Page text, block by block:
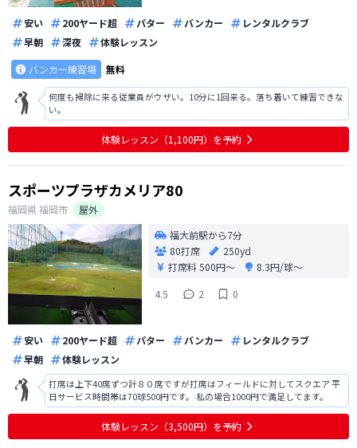
安い 200ヤード超 パター バンカー
レンタルクラブ
早朝
深夜
体験レッスン
バンカー練習場
無料
何度も掃除に来る従業員がウザい。10分に1回来る。落ち着いて練習できな
い。
体験レッスン（1,100円）を予約
スポーツプラザカメリア80
福岡県福岡市
屋外
福大前駅から7分
80打席
250yd
打席料500円〜
8.3円/球〜
4.5
2 0
安い 200ヤード超 パター バンカー
レンタルクラブ
早朝
体験レッスン
打席は上下40席ずつ計８０席ですが打席はフィールドに対してスクエア 平
日サービス時間帯は70球500円です。 私の場合1000円で満足してます。
体験レッスン（3,500円）を予約